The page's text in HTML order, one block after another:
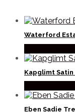
Waterford
Kapglimt Satin
Eben Sadie